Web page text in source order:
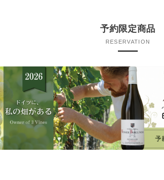
予約限定商品
RESERVATION